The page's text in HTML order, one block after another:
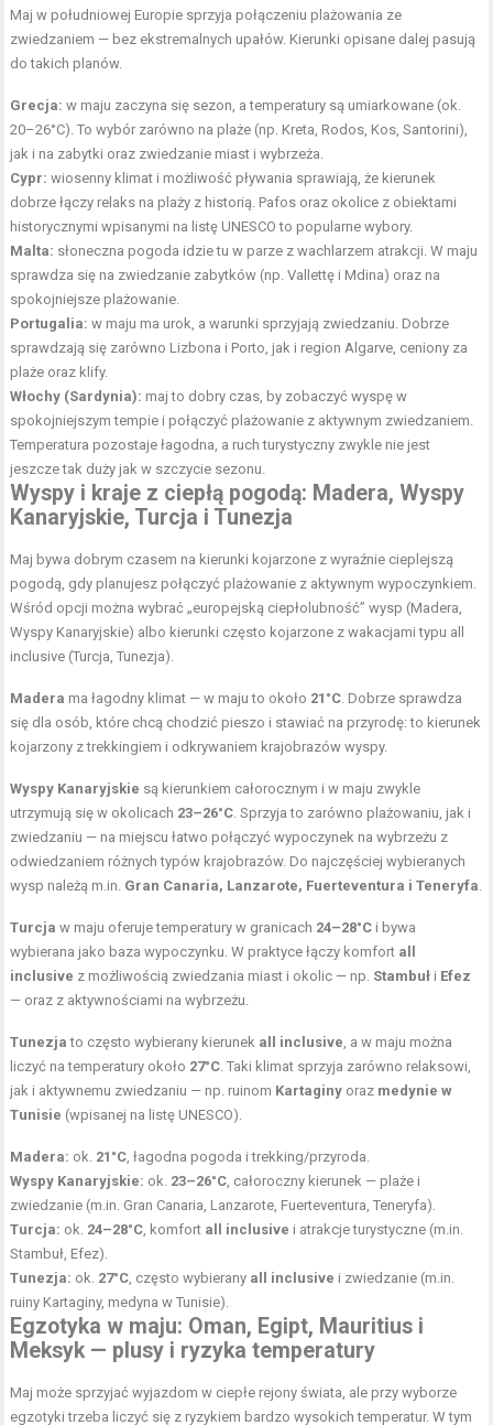
Maj w południowej Europie sprzyja połączeniu plażowania ze
zwiedzaniem — bez ekstremalnych upałów. Kierunki opisane dalej pasują
do takich planów.
Grecja: w maju zaczyna się sezon, a temperatury są umiarkowane (ok.
20–26°C). To wybór zarówno na plaże (np. Kreta, Rodos, Kos, Santorini),
jak i na zabytki oraz zwiedzanie miast i wybrzeża.
Cypr: wiosenny klimat i możliwość pływania sprawiają, że kierunek
dobrze łączy relaks na plaży z historią. Pafos oraz okolice z obiektami
historycznymi wpisanymi na listę UNESCO to popularne wybory.
Malta: słoneczna pogoda idzie tu w parze z wachlarzem atrakcji. W maju
sprawdza się na zwiedzanie zabytków (np. Vallettę i Mdina) oraz na
spokojniejsze plażowanie.
Portugalia: w maju ma urok, a warunki sprzyjają zwiedzaniu. Dobrze
sprawdzają się zarówno Lizbona i Porto, jak i region Algarve, ceniony za
plaże oraz klify.
Włochy (Sardynia): maj to dobry czas, by zobaczyć wyspę w
spokojniejszym tempie i połączyć plażowanie z aktywnym zwiedzaniem.
Temperatura pozostaje łagodna, a ruch turystyczny zwykle nie jest
jeszcze tak duży jak w szczycie sezonu.
Wyspy i kraje z ciepłą pogodą: Madera, Wyspy
Kanaryjskie, Turcja i Tunezja
Maj bywa dobrym czasem na kierunki kojarzone z wyraźnie cieplejszą
pogodą, gdy planujesz połączyć plażowanie z aktywnym wypoczynkiem.
Wśród opcji można wybrać „europejską ciepłolubność” wysp (Madera,
Wyspy Kanaryjskie) albo kierunki często kojarzone z wakacjami typu all
inclusive (Turcja, Tunezja).
Madera ma łagodny klimat — w maju to około 21°C . Dobrze sprawdza
się dla osób, które chcą chodzić pieszo i stawiać na przyrodę: to kierunek
kojarzony z trekkingiem i odkrywaniem krajobrazów wyspy.
Wyspy Kanaryjskie są kierunkiem całorocznym i w maju zwykle
utrzymują się w okolicach 23–26°C . Sprzyja to zarówno plażowaniu, jak i
zwiedzaniu — na miejscu łatwo połączyć wypoczynek na wybrzeżu z
odwiedzaniem różnych typów krajobrazów. Do najczęściej wybieranych
wysp należą m.in. Gran Canaria, Lanzarote, Fuerteventura i Teneryfa
Turcja w maju oferuje temperatury w granicach 24–28°C i bywa
wybierana jako baza wypoczynku. W praktyce łączy komfort all
inclusive z możliwością zwiedzania miast i okolic — np. Stambuł i Efez
— oraz z aktywnościami na wybrzeżu.
Tunezja to często wybierany kierunek all inclusive , a w maju można
liczyć na temperatury około 27°C . Taki klimat sprzyja zarówno relaksowi,
jak i aktywnemu zwiedzaniu — np. ruinom Kartaginy oraz medynie w
Tunisie (wpisanej na listę UNESCO).
Madera: ok. 21°C , łagodna pogoda i trekking/przyroda.
Wyspy Kanaryjskie: ok. 23–26°C , całoroczny kierunek — plaże i
zwiedzanie (m.in. Gran Canaria, Lanzarote, Fuerteventura, Teneryfa).
Turcja: ok. 24–28°C , komfort all inclusive i atrakcje turystyczne (m.in.
Stambuł, Efez).
Tunezja: ok. 27°C , często wybierany all inclusive i zwiedzanie (m.in.
ruiny Kartaginy, medyna w Tunisie).
Egzotyka w maju: Oman, Egipt, Mauritius i
Meksyk — plusy i ryzyka temperatury
Maj może sprzyjać wyjazdom w ciepłe rejony świata, ale przy wyborze
egzotyki trzeba liczyć się z ryzykiem bardzo wysokich temperatur. W tym